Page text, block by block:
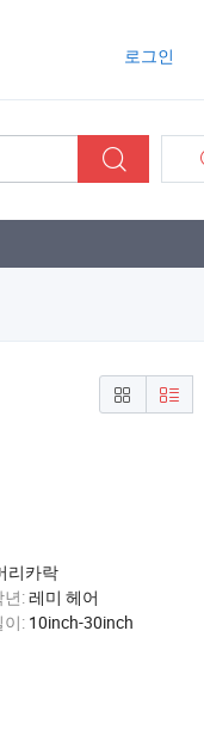
로그인
리카락
년:레미 헤어
이: 10inch-30inch